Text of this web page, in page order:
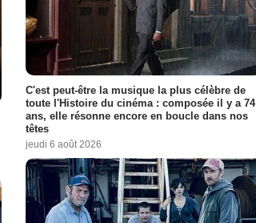
C'est peut-être la musique la plus célèbre de
toute l'Histoire du cinéma : composée il y a 74
ans, elle résonne encore en boucle dans nos
têtes
jeudi 6 août 2026